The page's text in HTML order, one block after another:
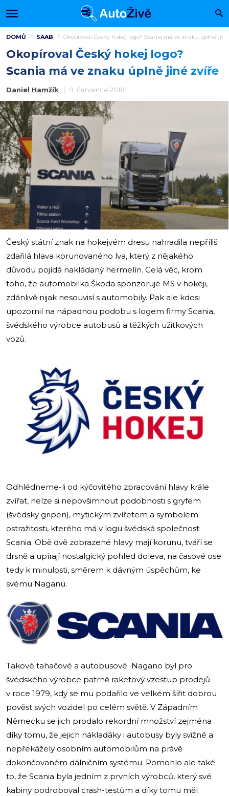
DOMŮ SAAB Okopíroval Český hokej logo? Scania má ve znaku úplně
Okopíroval Český hokej logo?
Scania má ve znaku úplně jiné zvíře
Daniel Hamžík 9. července 2018
Český státní znak na hokejvém dresu nahradila nepříliš
zdařilá hlava korunovaného lva, který z nějakého
důvodu pojídá nakládaný hermelín. Celá věc, krom
toho, že automobilka Škoda sponzoruje MS v hokeji,
zdánlivě nijak nesouvisí s automobily. Pak ale kdosi
upozornil na nápadnou podobu s logem firmy Scania,
švédského výrobce autobusů a těžkých užitkových
vozů.
Odhlédneme-li od kýčovitého zpracování hlavy krále
zvířat, nelze si nepovšimnout podobnosti s gryfem
(švédsky gripen), mytickým zvířetem a symbolem
ostražitosti, kterého má v logu švédská společnost
Scania. Obě dvě zobrazené hlavy mají korunu, tváří se
drsně a upírají nostalgický pohled doleva, na časové ose
tedy k minulosti, směrem k dávným úspěchům, ke
svému Naganu.
Takové tahačové a autobusové Nagano byl pro
švédského výrobce patrně raketový vzestup prodejů
v roce 1979, kdy se mu podařilo ve velkém šířit dobrou
pověst svých vozidel po celém světě. V Západním
Německu se jich prodalo rekordní množství zejména
díky tomu, že jejich náklaďáky i autobusy byly svižné a
nepřekážely osobním automobilům na právě
dokončovaném dálničním systému. Pomohlo ale také
to, že Scania byla jedním z prvních výrobců, který své
kabiny podroboval crash-testům a díky tomu měl